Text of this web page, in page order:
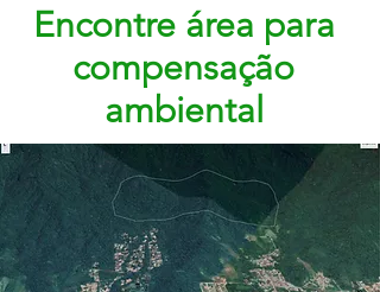
Encontre área para
compensação
ambiental